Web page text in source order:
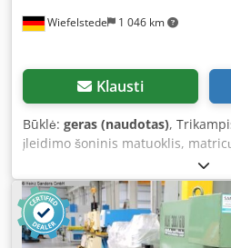
Wiefelstede 1 046 km
Klausti
Būklė: geras (naudotas),
įleidimo šoninis matuoklis,
įrankis, štampavimo įrankis,
štampavimo presas. -
įleidimo įrankis, įleidimo blokas. -
nuotraukas. Dedpfszm Tkgjx
150/130/H80 mm. -Svoris: 4,4 kg.